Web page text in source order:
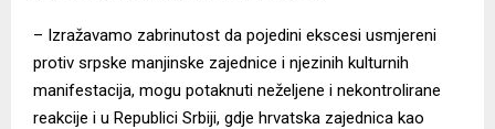
– Izražavamo zabrinutost da pojedini ekscesi usmjereni
protiv srpske manjinske zajednice i njezinih kulturnih
manifestacija, mogu potaknuti neželjene i nekontrolirane
reakcije i u Republici Srbiji, gdje hrvatska zajednica kao